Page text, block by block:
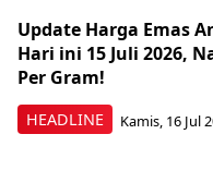
HEADLINE
Update Harga Emas
Hari ini 15 Juli 2026,
Per Gram!
Kamis, 16 Jul